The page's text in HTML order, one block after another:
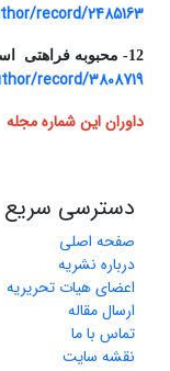
record/2485163
12- محبوبه فراهتی استادیار اقتصاد سنجی- دانشگاه سمنان
record/3808719
داوران این شماره مجله
دسترسی سریع
صفحه اصلی
درباره نشریه
اعضای هیات تحریریه
ارسال مقاله
تماس با ما
نقشه سایت